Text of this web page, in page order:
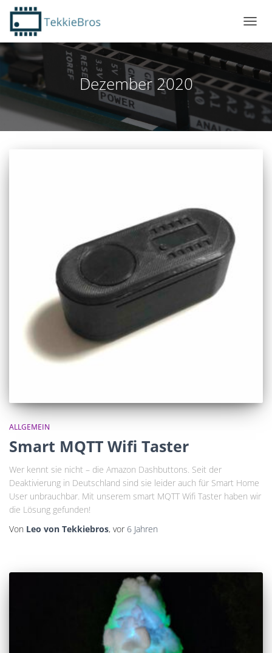
Dezember 2020
ALLGEMEIN
Smart MQTT Wifi Taster
Wer kennt sie nicht – die Amazon Dashbuttons. Seit der
Deaktivierung in Deutschland sind sie leider auch für Smart Home
User unbrauchbar. Mit unserem smart MQTT Wifi Taster haben wir
die Lösung gefunden!
Von Leo von Tekkiebros, vor 6 Jahren